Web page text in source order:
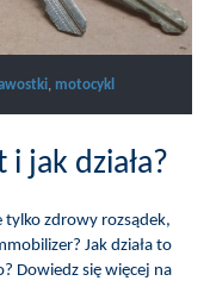
motocykl
jak działa?
tylko zdrowy rozsądek,
Jak działa to
Dowiedz się więcej na